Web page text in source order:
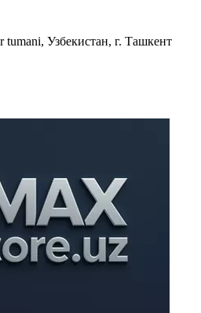
tumani, Узбекистан, г. Ташкент